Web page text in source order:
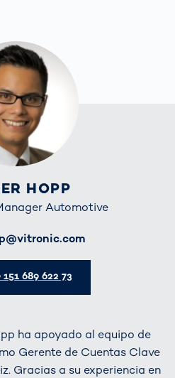
HOPP
Automotive
151 689 622 73
ha apoyado al equipo de
Gerente de Cuentas Clave
Gracias a su experiencia en